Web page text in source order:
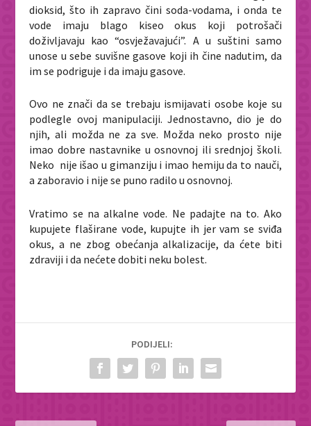
dioksid, što ih zapravo čini soda-vodama, i onda te
vode imaju blago kiseo okus koji potrošači
doživljavaju kao “osvježavajući”. A u suštini samo
unose u sebe suvišne gasove koji ih čine nadutim, da
im se podriguje i da imaju gasove.
Ovo ne znači da se trebaju ismijavati osobe koje su
podlegle ovoj manipulaciji. Jednostavno, dio je do
njih, ali možda ne za sve. Možda neko prosto nije
imao dobre nastavnike u osnovnoj ili srednjoj školi.
Neko nije išao u gimanziju i imao hemiju da to nauči,
a zaboravio i nije se puno radilo u osnovnoj.
Vratimo se na alkalne vode. Ne padajte na to. Ako
kupujete flaširane vode, kupujte ih jer vam se sviđa
okus, a ne zbog obećanja alkalizacije, da ćete biti
zdraviji i da nećete dobiti neku bolest.
PODIJELI: